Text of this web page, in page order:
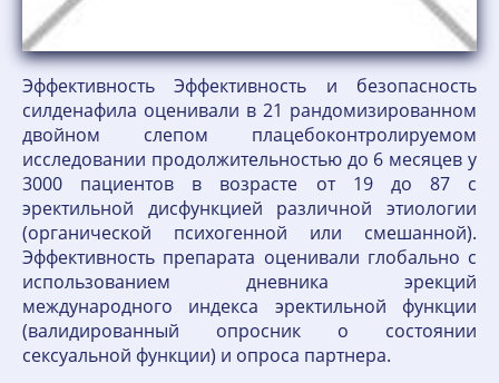
Эффективность Эффективность и безопасность
силденафила оценивали в 21 рандомизиро­ванном
двойном слепом плацебоконтроли­руемом
исследовании продолжительностью до 6 месяцев у
3000 пациентов в возрасте от 19 до 87 с
эректильной дисфункцией различной этиологии
(органической психогенной или смешанной).
Эффективность препарата оценивали глобально с
использованием дневника эрекций
международного индекса эректильной функции
(валидированный опросник о состоянии
сексуальной функции) и опроса партнера.